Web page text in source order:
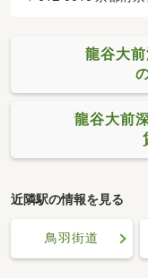
龍谷大
龍谷大前
近隣駅の情報を見る
鳥羽街道